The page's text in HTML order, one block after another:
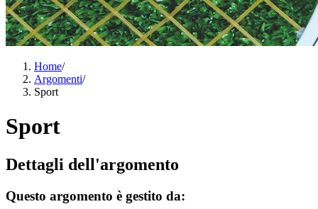
Home/
Argomenti/
Sport
Sport
Dettagli dell'argomento
Questo argomento è gestito da: